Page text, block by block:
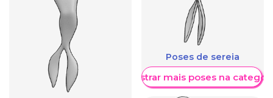
Poses de sereia
Mostrar mais poses na